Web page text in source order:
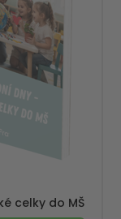
celky do MŠ